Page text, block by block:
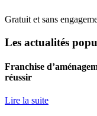
Gratuit et sans
Les actualités
Franchise
réussir
Lire la suite